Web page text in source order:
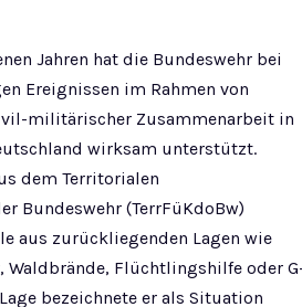
Jahren hat die Bundeswehr bei
Ereignissen im Rahmen von
militärischer Zusammenarbeit in
wirksam unterstützt.
dem Territorialen
Bundeswehr (TerrFüKdoBw)
aus zurückliegenden Lagen wie
Waldbrände, Flüchtlingshilfe oder
bezeichnete er als Situation